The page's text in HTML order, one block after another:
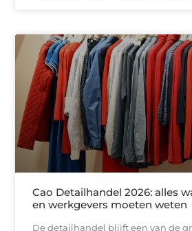
Cao Detailhandel 2026: alles
en werkgevers moeten weten
De detailhandel blijft een van de